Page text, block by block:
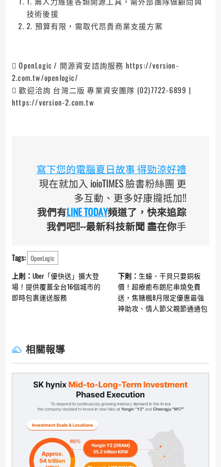
技術後援
2. 預算有限，需取代昂貴商業支援方案
 OpenLogic / 開源資安諮詢服務 https://version-
2.com.tw/openlogic/
 歡迎洽詢 台灣二版 專業資安團隊 (02)7722-6899 |
https://version-2.com.tw
寫下您的電腦夏日故事 得勁涼好禮
現在就加入 ioioTIMES 臉書粉絲團 更
多互動、更多好康攏抵加!!
我們有LINE TODAY頻道了，快來追踪
我們吧!!--最新科技新聞 盡在你手
Tags: OpenLogic
Continue
Reading
上則： Uber「優快送」擴大登
場！提供覆蓋全台16個城市的​​
即時包裹運送服務
下則： 生蠔、干貝只要銅板
價！超療癒布朗尼串燒免費
送，焦糖楓8月限定優惠最強
神助攻、情人節父親節通通包
相關報導